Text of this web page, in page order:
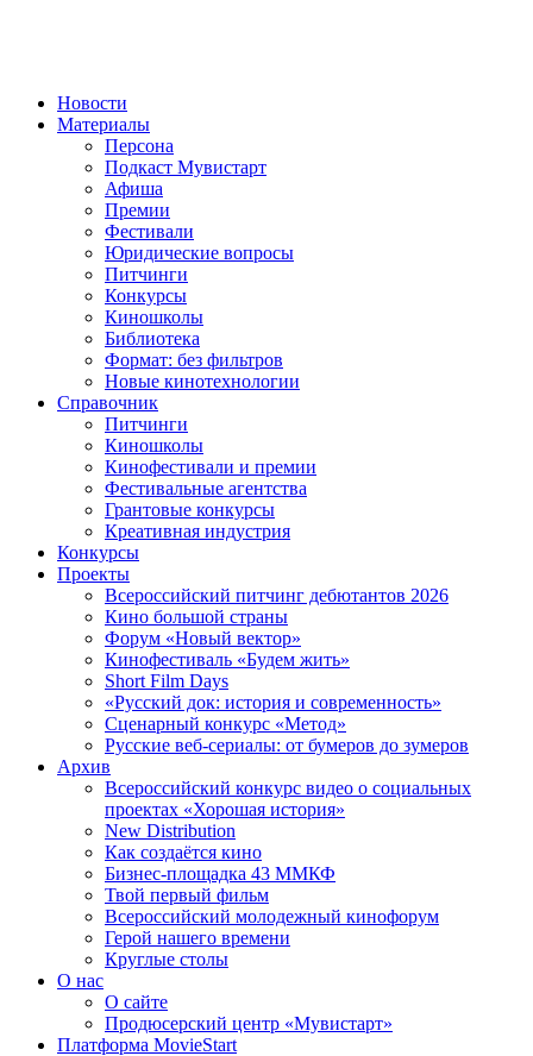
Новости
Материалы
Персона
Подкаст Мувистарт
Афиша
Премии
Фестивали
Юридические вопросы
Питчинги
Конкурсы
Киношколы
Библиотека
Формат: без фильтров
Новые кинотехнологии
Справочник
Питчинги
Киношколы
Кинофестивали и премии
Фестивальные агентства
Грантовые конкурсы
Креативная индустрия
Конкурсы
Проекты
Всероссийский питчинг дебютантов 2026
Кино большой страны
Форум «Новый вектор»
Кинофестиваль «Будем жить»
Short Film Days
«Русский док: история и современность»
Сценарный конкурс «Метод»
Русские веб-сериалы: от бумеров до зумеров
Архив
Всероссийский конкурс видео о социальных
проектах «Хорошая история»
New Distribution
Как создаётся кино
Бизнес-площадка 43 ММКФ
Твой первый фильм
Всероссийский молодежный кинофорум
Герой нашего времени
Круглые столы
О нас
О сайте
Продюсерский центр «Мувистарт»
Платформа MovieStart